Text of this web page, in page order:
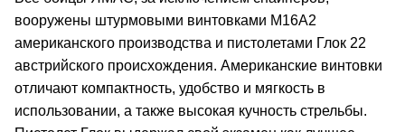
вооружены штурмовыми винтовками М16А2
американского производства и пистолетами Глок 22
австрийского происхождения. Американские винтовки
отличают компактность, удобство и мягкость в
использовании, а также высокая кучность стрельбы.